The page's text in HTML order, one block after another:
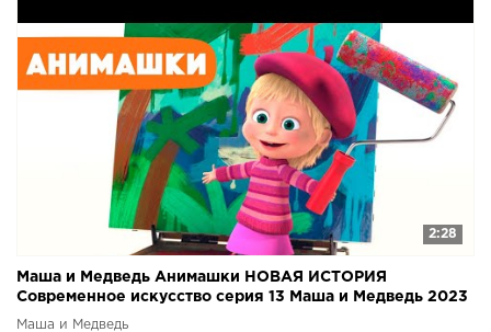
2:28
Маша и Медведь Анимашки НОВАЯ ИСТОРИЯ
Современное искусство серия 13 Маша и Медведь 2023
Маша и Медведь